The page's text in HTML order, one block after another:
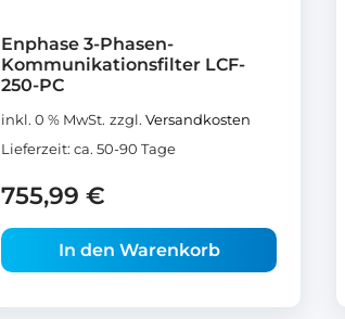
Enphase 3-Phasen-
Kommunikationsfilter LCF-
250-PC
inkl. 0 % MwSt. zzgl. Versandkosten
Lieferzeit: ca. 50-90 Tage
755,99 €
In den Warenkorb